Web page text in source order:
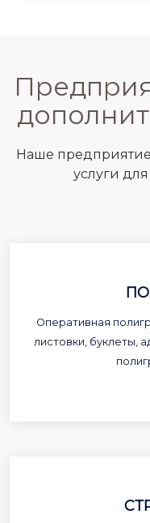
Наше
услуги
Оперативная
листовки, буклеты,